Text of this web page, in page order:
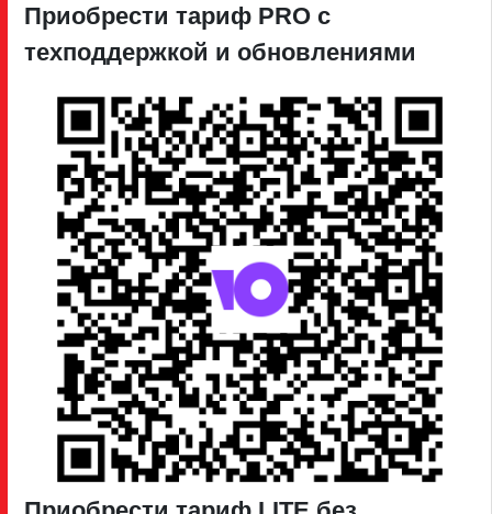
Приобрести тариф PRO c
техподдержкой и обновлениями